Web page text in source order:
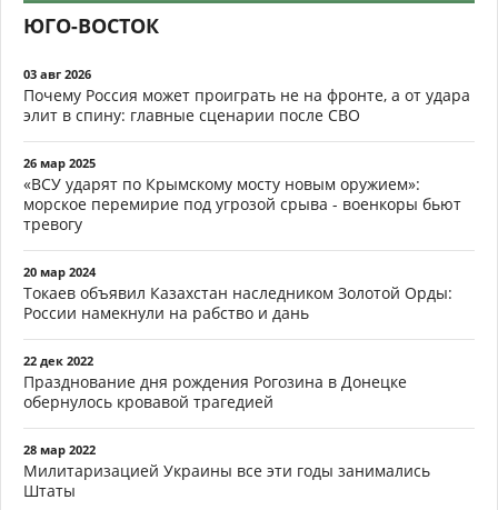
ЮГО-ВОСТОК
03 авг 2026
Почему Россия может проиграть не на фронте, а от удара
элит в спину: главные сценарии после СВО
26 мар 2025
«ВСУ ударят по Крымскому мосту новым оружием»:
морское перемирие под угрозой срыва - военкоры бьют
тревогу
20 мар 2024
Токаев объявил Казахстан наследником Золотой Орды:
России намекнули на рабство и дань
22 дек 2022
Празднование дня рождения Рогозина в Донецке
обернулось кровавой трагедией
28 мар 2022
Милитаризацией Украины все эти годы занимались
Штаты